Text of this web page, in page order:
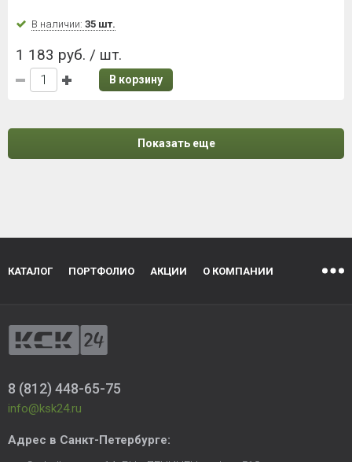
В наличии: 35 шт.
1 183 руб. / шт.
В корзину
Показать еще
КАТАЛОГ ПОРТФОЛИО АКЦИИ О КОМПАНИИ
8 (812) 448-65-75
info@ksk24.ru
Адрес в Санкт-Петербурге: